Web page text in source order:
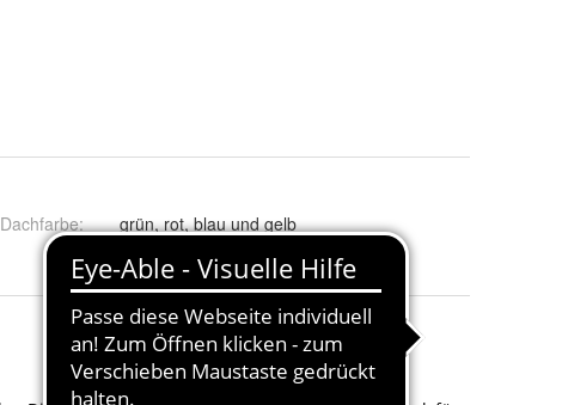
Dachfarbe: grün, rot, blau und gelb